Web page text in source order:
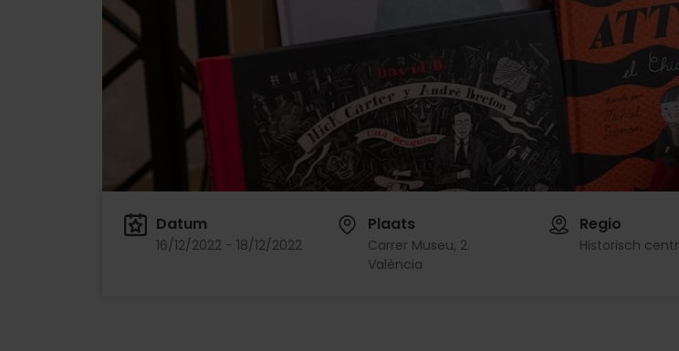
Datum
16/12/2022 - 18/12/2022
Plaats
Carrer Museu, 2.
València
Regio
Historisch